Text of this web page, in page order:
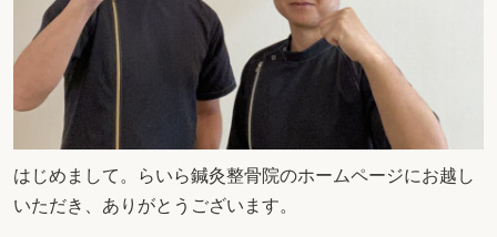
はじめまして。らいら鍼灸整骨院のホームページにお越し
いただき、ありがとうございます。